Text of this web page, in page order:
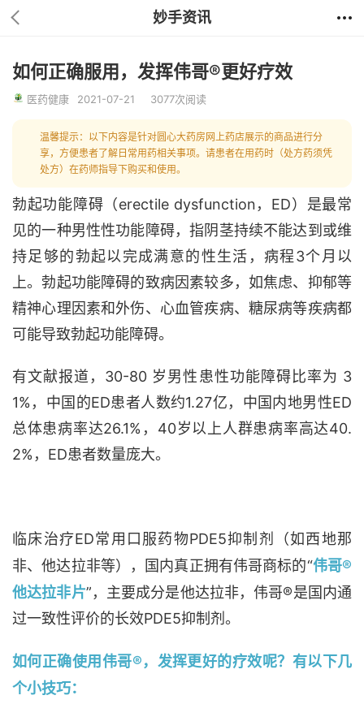
妙手资讯
如何正确服用，发挥伟哥®更好疗效
医药健康 2021-07-21 3077次阅读
温馨提示：以下内容是针对圆心大药房网上药店展示的商品进行分
享，方便患者了解日常用药相关事项。请患者在用药时（处方药须凭
处方）在药师指导下购买和使用。
勃起功能障碍（erectile dysfunction，ED）是最常
见的一种男性性功能障碍，指阴茎持续不能达到或维
持足够的勃起以完成满意的性生活，病程3个月以
上。勃起功能障碍的致病因素较多，如焦虑、抑郁等
精神心理因素和外伤、心血管疾病、糖尿病等疾病都
可能导致勃起功能障碍。
有文献报道，30-80 岁男性患性功能障碍比率为 3
1%，中国的ED患者人数约1.27亿，中国内地男性ED
总体患病率达26.1%，40岁以上人群患病率高达40.
2%，ED患者数量庞大。
临床治疗ED常用口服药物PDE5抑制剂（如西地那
非、他达拉非等），国内真正拥有伟哥商标的“伟哥®
他达拉非片”，主要成分是他达拉非，伟哥®是国内通
过一致性评价的长效PDE5抑制剂。
如何正确使用伟哥®，发挥更好的疗效呢？有以下几
个小技巧：